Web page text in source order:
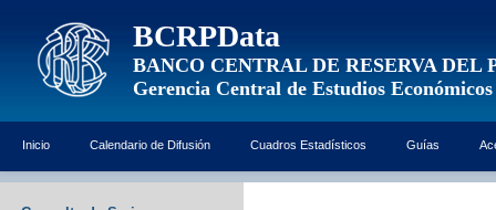
BCRPData
BANCO CENTRAL DE RESERVA DEL
Gerencia Central de Estudios Económicos
Inicio Calendario de Difusión Cuadros Estadísticos Guías